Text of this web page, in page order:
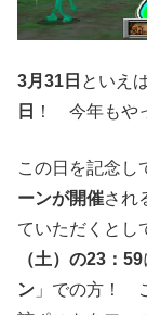
3月31日 といえ
日
！ 今年もや
この日を記念し
ーンが開催され
ていただくと
（土）の23：59
ン 」での方！